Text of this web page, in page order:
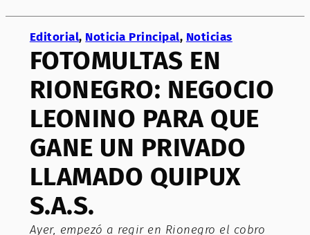
Editorial, Noticia Principal, Noticias
FOTOMULTAS EN
RIONEGRO: NEGOCIO
LEONINO PARA QUE
GANE UN PRIVADO
LLAMADO QUIPUX
S.A.S.
Ayer, empezó a regir en Rionegro el cobro